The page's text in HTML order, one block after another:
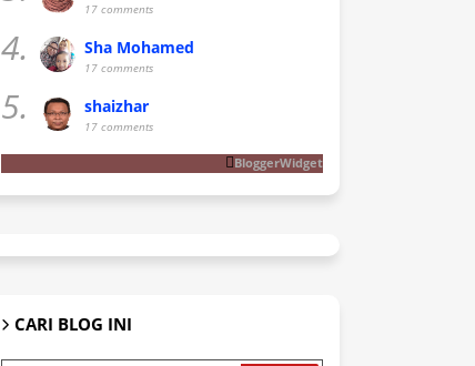
17 comments
4. Sha Mohamed
17 comments
5. shaizhar
17 comments
BloggerWidget
CARI BLOG INI